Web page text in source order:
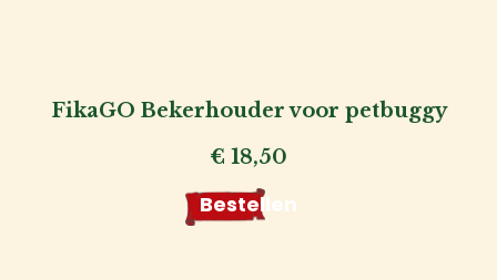
FikaGO Bekerhouder voor petbuggy
€ 18,50
Bestellen